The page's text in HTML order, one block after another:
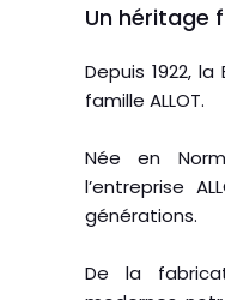
Un héritage
Depuis 1922,
famille ALLOT.
Née en
l’entreprise
générations.
De la